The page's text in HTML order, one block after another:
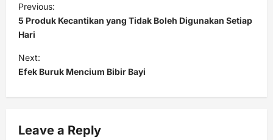
o
s
t
n
a
i
Previous:
5 Produk Kecantikan yang Tidak Boleh Digunakan Setiap
Hari
Next:
Efek Buruk Mencium Bibir Bayi
Leave a Reply